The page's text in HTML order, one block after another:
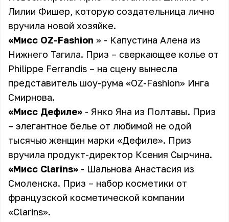
Лилии Фишер, которую создательница лично
вручила новой хозяйке.
«Мисс OZ-Fashion » - Капустина Алена из
Нижнего Тагила. Приз – сверкающее колье от
Philippe Ferrandis – на сцену вынесла
представитель шоу-рума «OZ-Fashion» Инга
Смирнова.
«Мисс Дефиле» - Янко Яна из Полтавы. Приз
– элегантное белье от любимой не одой
тысячью женщин марки «Дефиле». Приз
вручила продукт-директор Ксения Сырчина.
«Мисс Clarins» - Шальнова Анастасия из
Смоленска. Приз – набор косметики от
французской косметической компании
«Clarins».